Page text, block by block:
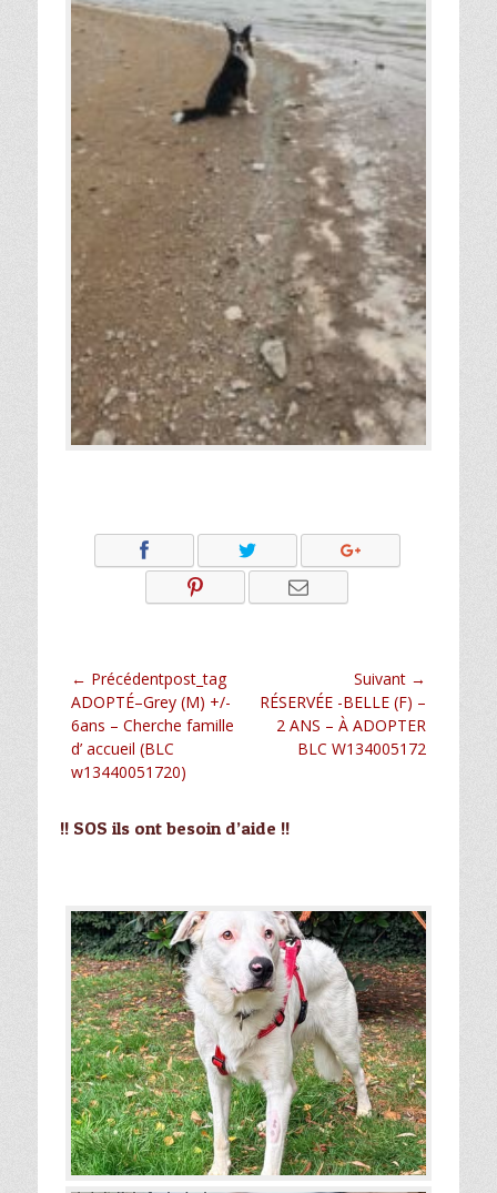
Navigation
de
l’article
← Précédentpost_tag
Article
précédent :
ADOPTÉ–Grey (M) +/-
6ans – Cherche famille
d’ accueil (BLC
w13440051720)
Suivant →
Article
suivant :
RÉSERVÉE -BELLE (F) –
2 ANS – À ADOPTER
BLC W134005172
!! SOS ils ont besoin d’aide !!